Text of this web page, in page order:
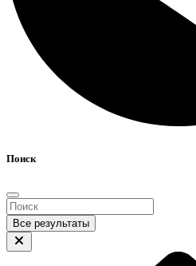
Поиск
Все результаты